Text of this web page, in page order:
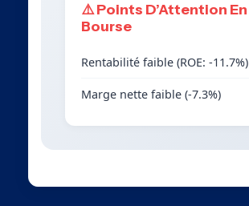
⚠️ Points D’Attention En
Bourse
Rentabilité faible (ROE: -11.7%)
Marge nette faible (-7.3%)